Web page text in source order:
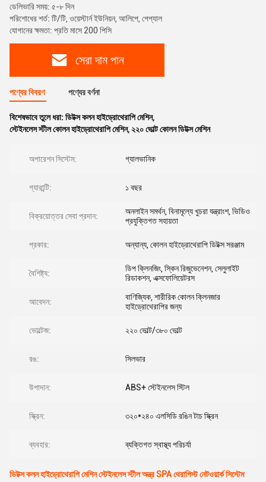
ডেলিভারি সময়: ৫-৮ দিন
পরিশোধের শর্ত: টি/টি, ওয়েস্টার্ন ইউনিয়ন, আলিপে, পেপ্যাল
যোগানের ক্ষমতা: প্রতি মাসে 200 পিসি
সেরা দাম পান
পণ্যের বিবরণ পণ্যের বর্ণনা
বিশেষভাবে তুলে ধরা: ডিটক্স কলন হাইড্রোথেরাপি মেশিন,
স্টেইনলেস স্টীল কোলন হাইড্রোথেরাপি মেশিন,২২০ ভোল্ট কোলন ডিটক্স মেশিন
অপারেশন সিস্টেম: গ্যালভানিক
গ্যারান্টি: ১ বছর
বিক্রয়োত্তর সেবা প্রদান:
অনলাইন সমর্থন, বিনামূল্যে খুচরা যন্ত্রাংশ, ভিডিও
প্রযুক্তিগত সহায়তা
প্রকার: অন্যান্য, কোলন হাইড্রোথেরাপি ডিটক্স সরঞ্জাম
বৈশিষ্ট্য:
ডিপ ক্লিনজিং, স্কিন রিজুভেনেশন, সেলুলাইট
রিডাকশন, এক্সফোলিয়েটরস
আবেদন:
বাণিজ্যিক, শারীরিক কোলন ক্লিনজার
হাইড্রোথেরাপির জন্য
ভোল্টেজ: ২২০ ভোল্ট/৩৮০ ভোল্ট
রঙ: সিলভার
উপাদান: ABS+ স্টেইনলেস স্টিল
স্ক্রিন: ৩২০*২৪০ এলসিডি রঙিন টাচ স্ক্রিন
ব্যবহার: ব্যক্তিগত স্বাস্থ্য পরিচর্যা
ডিটক্স কলন হাইড্রোথেরাপি মেশিন স্টেইনলেস স্টীল অন্ত্র SPA থেরাপিস্ট নেটওয়ার্ক সিস্টেম